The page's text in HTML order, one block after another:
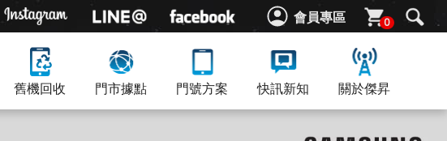
會員專區 0
舊機回收 門市據點 門號方案 快訊新知 關於傑昇